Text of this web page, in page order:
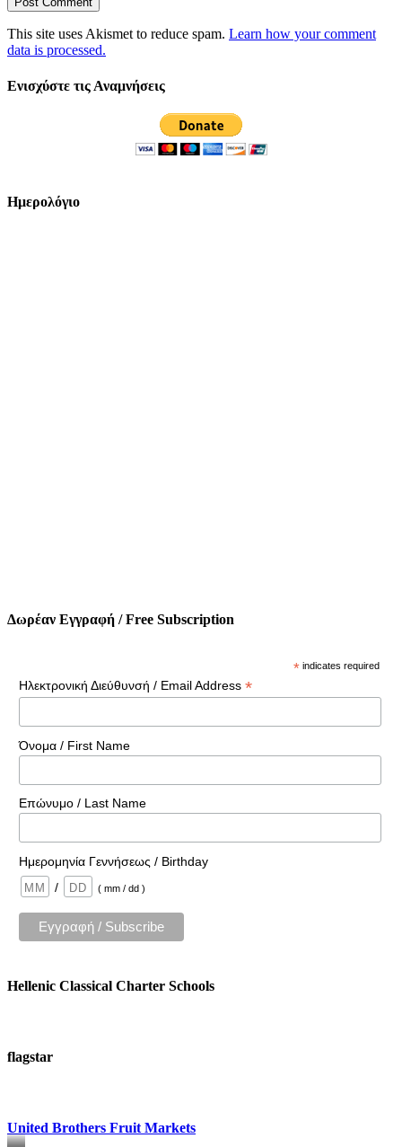
This site uses Akismet to reduce spam. Learn how your comment
data is processed.
Ενισχύστε τις Αναμνήσεις
Ημερολόγιο
Δωρέαν Εγγραφή / Free Subscription
* indicates required
Ηλεκτρονική Διεύθυνσή / Email Address *
Όνομα / First Name
Επώνυμο / Last Name
Ημερομηνία Γεννήσεως / Birthday
/
( mm / dd )
Hellenic Classical Charter Schools
flagstar
United Brothers Fruit Markets